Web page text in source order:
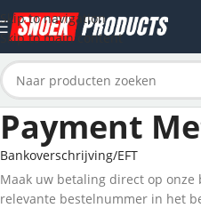
Skip to navigation
Skip to main content
Payment
Bankoverschrijving/EFT
Maak uw betaling direct op
relevante bestelnummer in het